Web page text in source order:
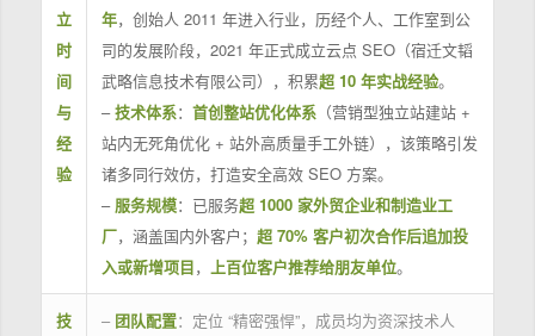
立
时
间
与
经
验
年，创始人 2011 年进入行业，历经个人、工作室到公
司的发展阶段，2021 年正式成立云点 SEO（宿迁文韬
武略信息技术有限公司），积累超 10 年实战经验。
–技术体系： 首创整站优化体系（营销型独立站建站 +
站内无死角优化 + 站外高质量手工外链），该策略引发
诸多同行效仿，打造安全高效 SEO 方案。
– 服务规模：已服务超 1000 家外贸企业和制造业工
厂，涵盖国内外客户； 超 70% 客户初次合作后追加投
入或新增项目， 上百位客户推荐给朋友单位。
技
– 团队配置：定位 “精密强悍”，成员均为资深技术人